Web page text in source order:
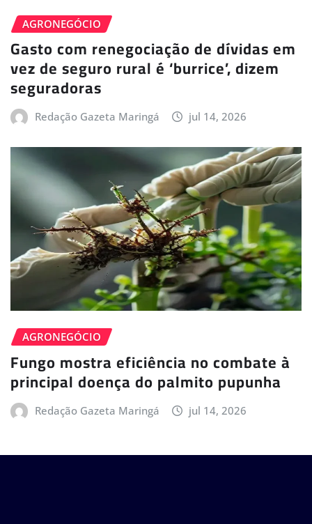
AGRONEGÓCIO
Gasto com renegociação de dívidas em
vez de seguro rural é ‘burrice’, dizem
seguradoras
Redação Gazeta Maringá jul 14, 2026
AGRONEGÓCIO
Fungo mostra eficiência no combate à
principal doença do palmito pupunha
Redação Gazeta Maringá jul 14, 2026